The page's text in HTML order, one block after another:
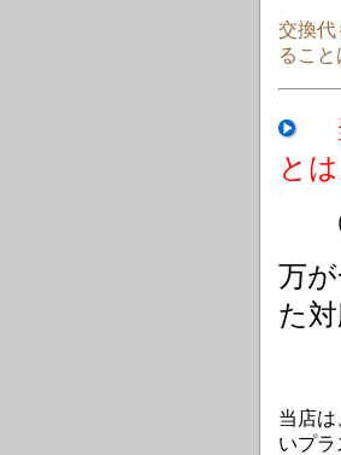
交換
ること
と
（
万
た
当店
いプ